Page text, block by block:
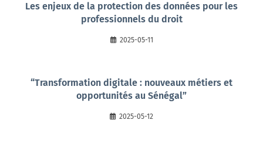
Les enjeux de la protection des données pour les
professionnels du droit
2025-05-11
“Transformation digitale : nouveaux métiers et
opportunités au Sénégal”
2025-05-12